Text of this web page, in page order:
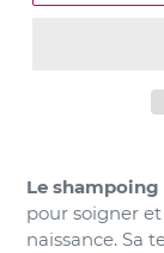
Le shampoing
pour soigner
naissance. Sa